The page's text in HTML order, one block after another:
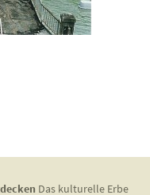
Das kulturelle Erbe